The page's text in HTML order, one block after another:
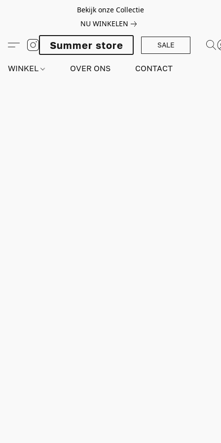
Bekijk onze Collectie
NU WINKELEN
Summer store SALE
WINKEL OVER ONS CONTACT